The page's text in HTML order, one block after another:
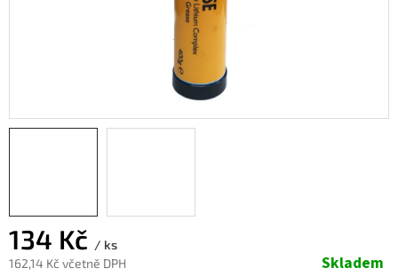
134 Kč / ks
162,14 Kč včetně DPH
Skladem